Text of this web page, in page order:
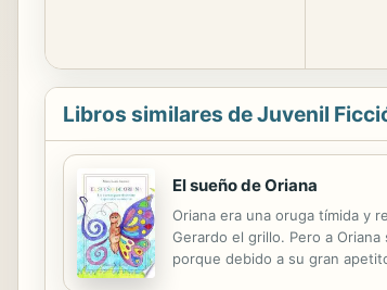
Libros similares de Juvenil
El sueño de Oriana
Oriana era una oruga tímida y
Gerardo el grillo. Pero a
porque debido a su gran